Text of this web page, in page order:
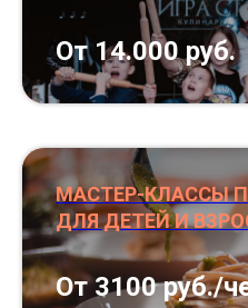
От 14.000 руб.
МАСТЕР-КЛАССЫ
ДЛЯ ДЕТЕЙ И
От 3100 руб./